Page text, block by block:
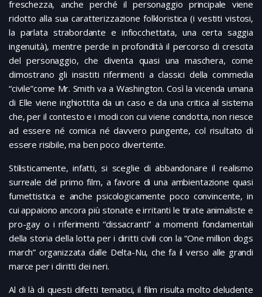
freschezza, anche perché il personaggio principale viene
ridotto alla sua caratterizzazione folkloristica (i vestiti vistosi,
la parlata strabordante e infiocchettata, una certa saggia
ingenuità), mentre perde in profondità il percorso di crescita
del personaggio, che diventa quasi una maschera, come
dimostrano gli insistiti riferimenti a classici della commedia
“civile”come Mr. Smith va a Washington. Così la vicenda umana
di Elle viene inghiottita da un caso e da una critica al sistema
che, per il contesto e i modi con cui viene condotta, non riesce
ad essere né comica né davvero pungente, col risultato di
essere risibile, ma ben poco divertente.
Stilisticamente, infatti, si sceglie di abbandonare il realismo
surreale del primo film, a favore di una ambientazione quasi
fumettistica e anche psicologicamente poco convincente, in
cui appaiono ancora più stonate e irritanti le tirate animaliste e
pro-gay o i riferimenti “dissacranti” a momenti fondamentali
della storia della lotta per i diritti civili con la “One million dogs
march” organizzata dalle Delta-Nu, che fa il verso alle grandi
marce per i diritti dei neri.
Al di là di questi difetti tematici, il film risulta molto deludente